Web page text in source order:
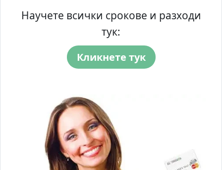
Научете всички срокове и разходи
тук:
Кликнете тук